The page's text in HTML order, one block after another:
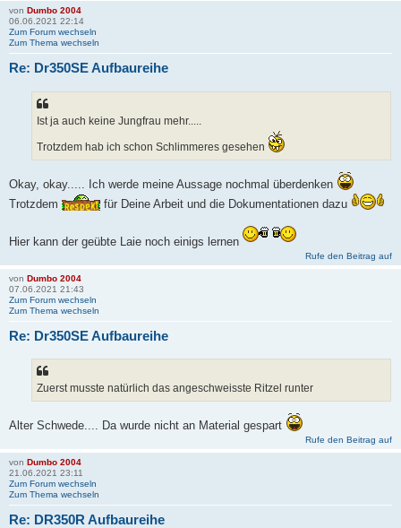
von Dumbo 2004
06.06.2021 22:14
Zum Forum wechseln
Zum Thema wechseln
Re: Dr350SE Aufbaureihe
Ist ja auch keine Jungfrau mehr.....
Trotzdem hab ich schon Schlimmeres gesehen
Okay, okay..... Ich werde meine Aussage nochmal überdenken
Trotzdem
für Deine Arbeit und die Dokumentationen dazu
Hier kann der geübte Laie noch einigs lernen
Rufe den Beitrag auf
von Dumbo 2004
07.06.2021 21:43
Zum Forum wechseln
Zum Thema wechseln
Re: Dr350SE Aufbaureihe
Zuerst musste natürlich das angeschweisste Ritzel runter
Alter Schwede.... Da wurde nicht an Material gespart
Rufe den Beitrag auf
von Dumbo 2004
21.06.2021 23:11
Zum Forum wechseln
Zum Thema wechseln
Re: DR350R Aufbaureihe